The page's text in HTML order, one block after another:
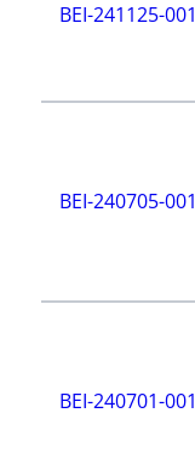
BEI-241125-001
BEI-240705-001
BEI-240701-001